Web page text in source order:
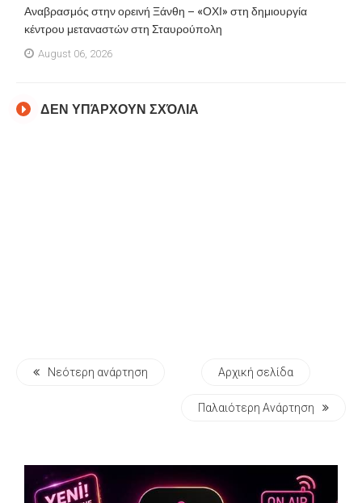
Αναβρασμός στην ορεινή Ξάνθη – «ΟΧΙ» στη δημιουργία
κέντρου μεταναστών στη Σταυρούπολη
August 06, 2026
ΔΕΝ ΥΠΆΡΧΟΥΝ ΣΧΌΛΙΑ
Νεότερη ανάρτηση Αρχική σελίδα
Παλαιότερη Ανάρτηση